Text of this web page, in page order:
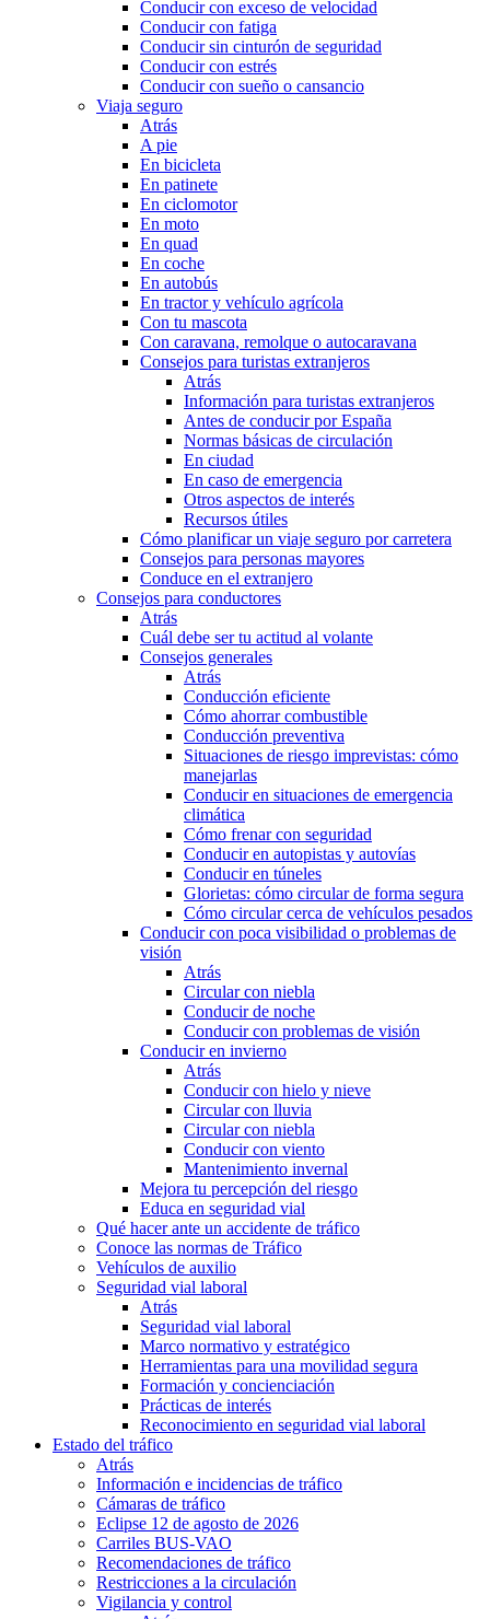
Conducir con exceso de velocidad
Conducir con fatiga
Conducir sin cinturón de seguridad
Conducir con estrés
Conducir con sueño o cansancio
Viaja seguro
Atrás
A pie
En bicicleta
En patinete
En ciclomotor
En moto
En quad
En coche
En autobús
En tractor y vehículo agrícola
Con tu mascota
Con caravana, remolque o autocaravana
Consejos para turistas extranjeros
Atrás
Información para turistas extranjeros
Antes de conducir por España
Normas básicas de circulación
En ciudad
En caso de emergencia
Otros aspectos de interés
Recursos útiles
Cómo planificar un viaje seguro por carretera
Consejos para personas mayores
Conduce en el extranjero
Consejos para conductores
Atrás
Cuál debe ser tu actitud al volante
Consejos generales
Atrás
Conducción eficiente
Cómo ahorrar combustible
Conducción preventiva
Situaciones de riesgo imprevistas: cómo
manejarlas
Conducir en situaciones de emergencia
climática
Cómo frenar con seguridad
Conducir en autopistas y autovías
Conducir en túneles
Glorietas: cómo circular de forma segura
Cómo circular cerca de vehículos pesados
Conducir con poca visibilidad o problemas de
visión
Atrás
Circular con niebla
Conducir de noche
Conducir con problemas de visión
Conducir en invierno
Atrás
Conducir con hielo y nieve
Circular con lluvia
Circular con niebla
Conducir con viento
Mantenimiento invernal
Mejora tu percepción del riesgo
Educa en seguridad vial
Qué hacer ante un accidente de tráfico
Conoce las normas de Tráfico
Vehículos de auxilio
Seguridad vial laboral
Atrás
Seguridad vial laboral
Marco normativo y estratégico
Herramientas para una movilidad segura
Formación y concienciación
Prácticas de interés
Reconocimiento en seguridad vial laboral
Estado del tráfico
Atrás
Información e incidencias de tráfico
Cámaras de tráfico
Eclipse 12 de agosto de 2026
Carriles BUS-VAO
Recomendaciones de tráfico
Restricciones a la circulación
Vigilancia y control